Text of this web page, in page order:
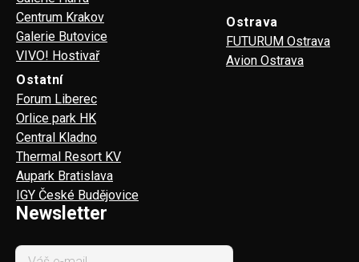
Centrum Krakov
Galerie Butovice
VIVO! Hostivař
Ostrava
FUTURUM Ostrava
Avion Ostrava
Ostatní
Forum Liberec
Orlice park HK
Central Kladno
Thermal Resort KV
Aupark Bratislava
IGY České Budějovice
Newsletter